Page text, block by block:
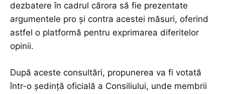
dezbatere în cadrul cărora să fie prezentate
argumentele pro și contra acestei măsuri, oferind
astfel o platformă pentru exprimarea diferitelor
opinii.
După aceste consultări, propunerea va fi votată
într-o ședință oficială a Consiliului, unde membrii